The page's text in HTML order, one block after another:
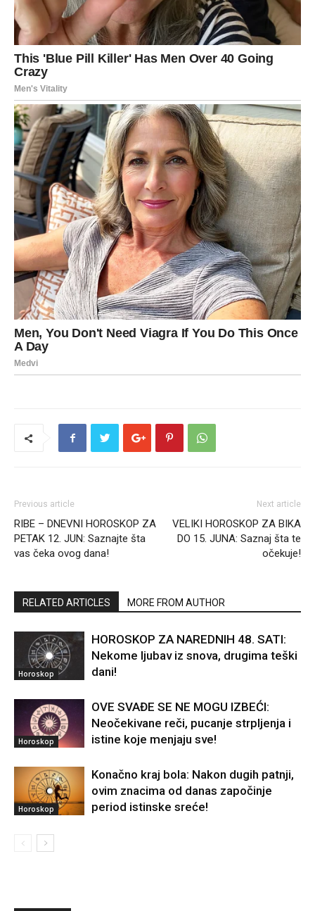
Previous article
RIBE – DNEVNI HOROSKOP ZA
PETAK 12. JUN: Saznajte šta
vas čeka ovog dana!
Next article
VELIKI HOROSKOP ZA BIKA
DO 15. JUNA: Saznaj šta te
očekuje!
RELATED ARTICLES MORE FROM AUTHOR
Horoskop
HOROSKOP ZA NAREDNIH 48. SATI:
Nekome ljubav iz snova, drugima teški
dani!
Horoskop
OVE SVAĐE SE NE MOGU IZBEĆI:
Neočekivane reči, pucanje strpljenja i
istine koje menjaju sve!
Horoskop
Konačno kraj bola: Nakon dugih patnji,
ovim znacima od danas započinje
period istinske sreće!